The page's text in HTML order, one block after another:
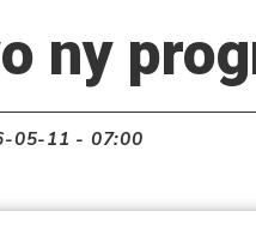
ny
05-11 - 07:00